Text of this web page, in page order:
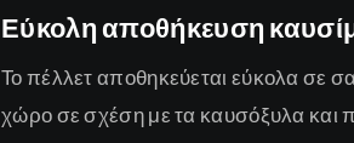
Εύκολη αποθήκευση
Το πέλλετ αποθηκεύεται εύκολα σε
χώρο σε σχέση με τα καυσόξυλα και